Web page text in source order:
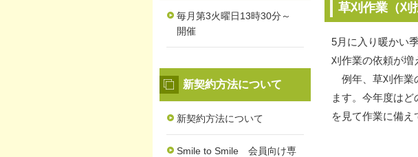
草刈作業（刈
5月に入り暖かい
刈作業の依頼が増
例年、草刈作業
ます。今年度は
を見て作業に備え
毎月第3火曜日13時30分～
開催
新契約方法について
新契約方法について
Smile to Smile 会員向け専